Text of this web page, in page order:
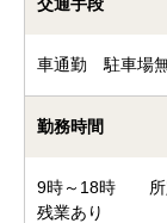
車通勤 駐車場
勤務時間
9時～18時 所
残業あり